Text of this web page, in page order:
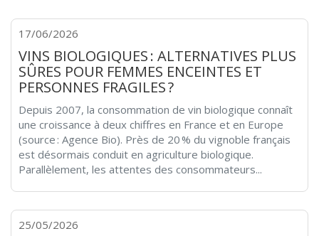
17/06/2026
VINS BIOLOGIQUES : ALTERNATIVES PLUS
SÛRES POUR FEMMES ENCEINTES ET
PERSONNES FRAGILES ?
Depuis 2007, la consommation de vin biologique connaît
une croissance à deux chiffres en France et en Europe
(source : Agence Bio). Près de 20 % du vignoble français
est désormais conduit en agriculture biologique.
Parallèlement, les attentes des consommateurs...
25/05/2026